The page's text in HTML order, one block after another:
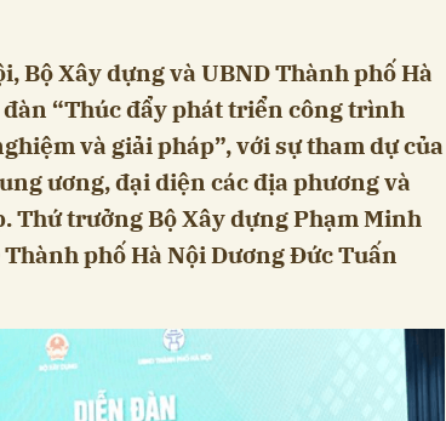
Bộ Xây dựng và UBND Thành phố Hà
“Thúc đẩy phát triển công trình
và giải pháp”, với sự tham dự của
ương, đại diện các địa phương và
Thứ trưởng Bộ Xây dựng Phạm Minh
phố Hà Nội Dương Đức Tuấn